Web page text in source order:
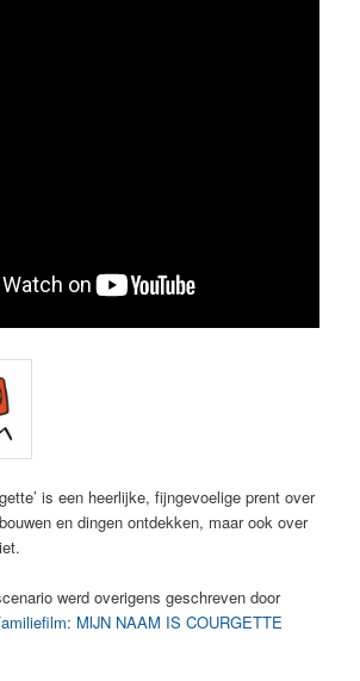
is een heerlijke, fijngevoelige prent over
en dingen ontdekken, maar ook over
werd overigens geschreven door
MIJN NAAM IS COURGETTE